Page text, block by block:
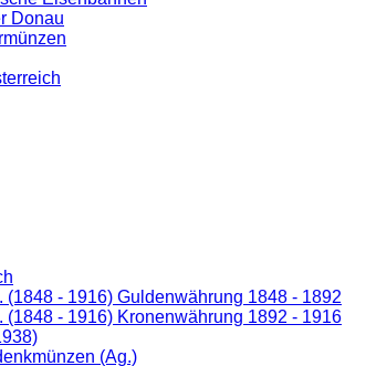
Donau
(1848 - 1916) Guldenwährung 1848 - 1892
(1848 - 1916) Kronenwährung 1892 - 1916
(Ag.)